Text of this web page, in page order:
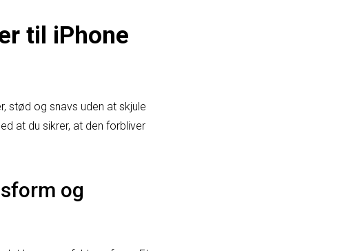
til iPhone
stød og snavs uden at skjule
at du sikrer, at den forbliver
og